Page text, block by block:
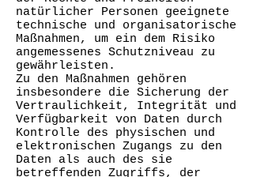
natürlicher Personen geeignete
technische und organisatorische
Maßnahmen, um ein dem Risiko
angemessenes Schutzniveau zu
gewährleisten.
Zu den Maßnahmen gehören
insbesondere die Sicherung der
Vertraulichkeit, Integrität und
Verfügbarkeit von Daten durch
Kontrolle des physischen und
elektronischen Zugangs zu den
Daten als auch des sie
betreffenden Zugriffs, der